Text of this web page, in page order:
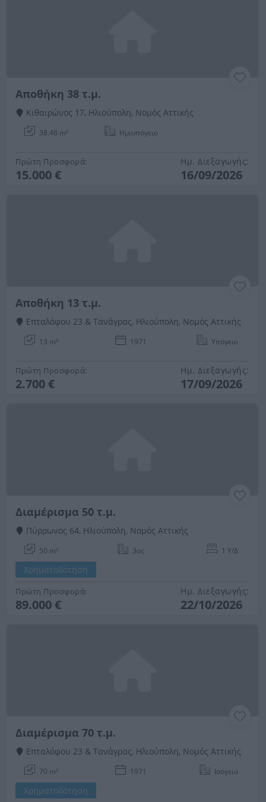
Αποθήκη 38 τ.μ.
Κιθαιρώνος 17, Ηλιούπολη, Νομός Αττικής
38.48 m² Ημιυπόγειο
Πρώτη Προσφορά:
15.000 €
Ημ. Διεξαγωγής:
16/09/2026
Αποθήκη 13 τ.μ.
Επταλόφου 23 & Τανάγρας, Ηλιούπολη, Νομός Αττικής
13 m² 1971 Υπόγειο
Πρώτη Προσφορά:
2.700 €
Ημ. Διεξαγωγής:
17/09/2026
Διαμέρισμα 50 τ.μ.
Πύρρωνος 64, Ηλιούπολη, Νομός Αττικής
50 m² 3ος 1 Υ/Δ
Χρηματοδότηση
Πρώτη Προσφορά:
89.000 €
Ημ. Διεξαγωγής:
22/10/2026
Διαμέρισμα 70 τ.μ.
Επταλόφου 23 & Τανάγρας, Ηλιούπολη, Νομός Αττικής
70 m² 1971 Ισόγειο
Χρηματοδότηση